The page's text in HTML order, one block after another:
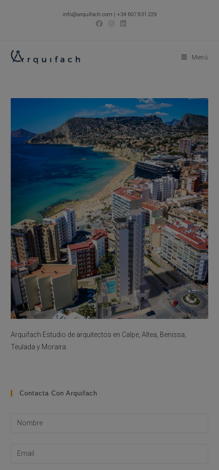
info@arquifach.com | +34 607 831 229
Menú
Arquifach Estudio de arquitectos en Calpe, Altea, Benissa,
Teulada y Moraira.
Contacta Con Arquifach